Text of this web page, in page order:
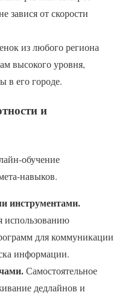
завися от скорости
из любого региона
высокого уровня,
в его городе.
и
обучение
навыков.
инструментами.
использованию
для коммуникации
информации.
Самостоятельное
дедлайнов и